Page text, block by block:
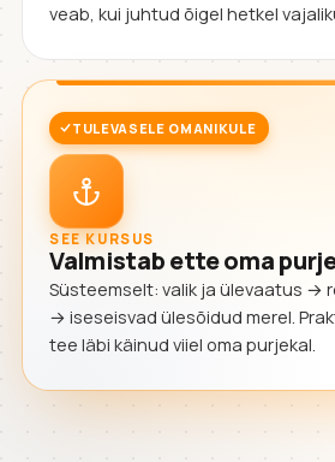
veab, kui juhtud õigel hetkel
TULEVASELE OMANIKULE
SEE KURSUS
Valmistab ette oma
Süsteemselt: valik ja ülevaatus →
→ iseseisvad ülesõidud merel.
tee läbi käinud viiel oma purjekal.